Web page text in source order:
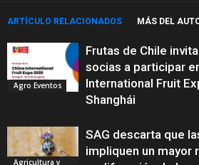
ARTÍCULO RELACIONADOS MÁS DEL
Agro Eventos
Frutas de Chile
socias a participar
International Fruit
Shanghái
Agricultura y
SAG descarta que
impliquen un mayor